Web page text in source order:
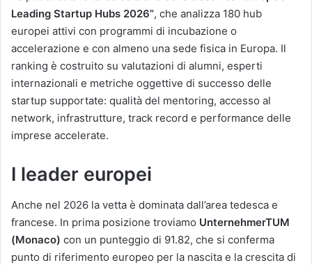
Leading Startup Hubs 2026”, che analizza 180 hub
europei attivi con programmi di incubazione o
accelerazione e con almeno una sede fisica in Europa. Il
ranking è costruito su valutazioni di alumni, esperti
internazionali e metriche oggettive di successo delle
startup supportate: qualità del mentoring, accesso al
network, infrastrutture, track record e performance delle
imprese accelerate.
I leader europei
Anche nel 2026 la vetta è dominata dall’area tedesca e
francese. In prima posizione troviamo UnternehmerTUM
(Monaco) con un punteggio di 91.82, che si conferma
punto di riferimento europeo per la nascita e la crescita di